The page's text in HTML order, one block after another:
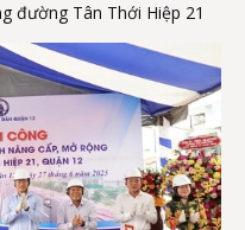
đường Tân Thới Hiệp 21